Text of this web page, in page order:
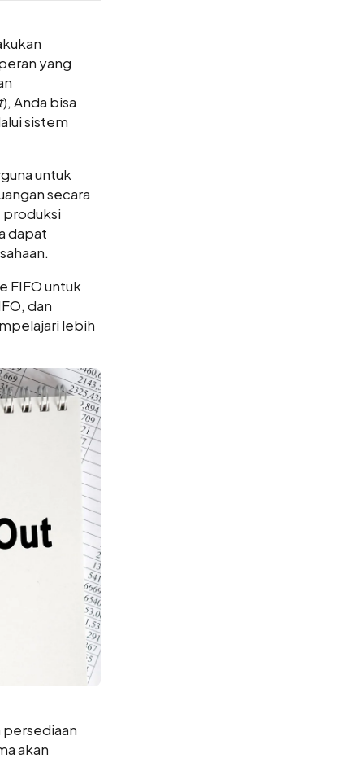
yang
), Anda bisa
sistem
untuk
secara
produksi
dapat
FIFO untuk
dan
lebih
akan